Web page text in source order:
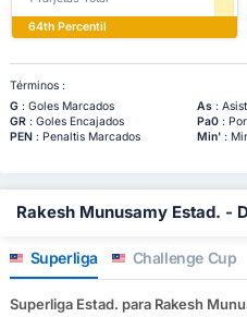
64th Percentil
Términos :
G: Goles Marcados As:
GR: Goles Encajados Pa0:
PEN: Penaltis Marcados Min':
Rakesh Munusamy Estad. -
Superliga Challenge Cup
Superliga Estad. para Rakesh